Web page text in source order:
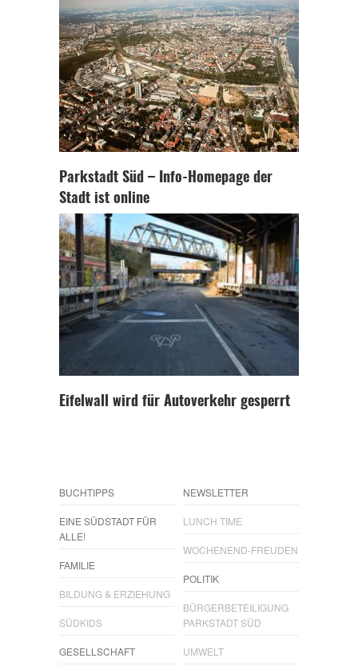
Parkstadt Süd – Info-Homepage der
Stadt ist online
Eifelwall wird für Autoverkehr gesperrt
BUCHTIPPS
EINE SÜDSTADT FÜR
ALLE!
FAMILIE
BILDUNG & ERZIEHUNG
SÜDKIDS
GESELLSCHAFT
NEWSLETTER
LUNCH TIME
WOCHENEND-FREUDEN
POLITIK
BÜRGERBETEILIGUNG
PARKSTADT SÜD
UMWELT